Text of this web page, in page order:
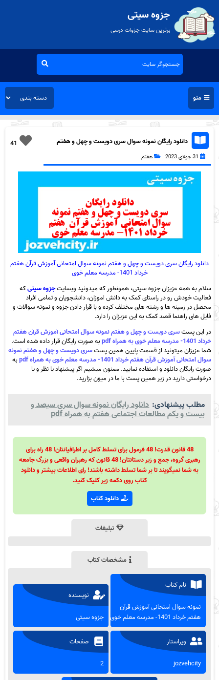
جزوه سیتی
برترین سایت جزوات درسی
منو
41
دانلود رایگان نمونه سوال سری دویست و چهل و هفتم
قرآن هفتم به همراه pdf
31 جولای 2023 هفتم
دانلود رایگان سری دویست و چهل و هفتم نمونه سوال امتحانی آموزش قرآن هفتم
خرداد 1401- مدرسه معلم خوی
سلام به همه عزیزان جزوه سیتی، همونطور که میدونید وبسایتجزوه سیتیکه
فعالیت خودش رو در راستای کمک به دانش اموزان، دانشجویان و تمامی افراد
محصل در زمینه ها و رشته های مختلف کرده و با قرار دادن جزوه و نمونه سوالات و
فایل های راهنما قصد کمک به این عزیزان را دارد.
در این پستسری دویست و چهل و هفتم نمونه سوال امتحانی آموزش قرآن هفتم
خرداد 1401- مدرسه معلم خوی به همراه pdf
به صورت رایگان قرار داده شده است.
شما عزیزان میتونید از قسمت پایین همین پستسری دویست و چهل و هفتم نمونه
سوال امتحانی آموزش قرآن هفتم خرداد 1401- مدرسه معلم خوی به همراه pdf
به
صورت رایگان دانلود و استفاده نمایید. ممنون میشیم اگر پیشنهاد یا نظر و یا
درخواستی دارید در زیر همین پست با ما در میون بزارید.
مطلب پیشنهادی: دانلود رایگان نمونه سوال سری سیصد و
بیست و یکم مطالعات اجتماعی هفتم به همراه pdf
48 قانون قدرت! 48 فرمول برای تسلط کامل بر اطرافیانتان! 48 راه برای
رهبری گروه، جمع و زیر دستانتان! 48 قانون که رهبران واقعی و بزرگ جامعه
به شما نمیگویند تا بر شما تسلط داشته باشند! رای اطلاعات بیشتر و دانلود
کتاب روی دکمه زیر کلیک کنید.
دانلود کتاب
تبلیغات
مشخصات کتاب
نام کتاب
نمونه سوال امتحانی آموزش قرآن
هفتم خرداد 1401- مدرسه معلم خوی
نویسنده
جزوه سیتی
ویراستار
jozvehcity
صفحات
2